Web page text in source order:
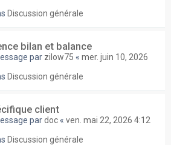
Discussion générale
bilan et balance
par zilow75 « mer. juin 10, 2026
Discussion générale
client
pardoc « ven. mai 22, 2026 4:12
Discussion générale